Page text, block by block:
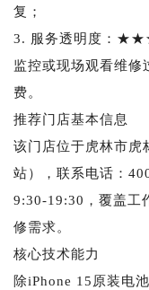
复；
3. 服务透明度：
监控或现场观看维修
费。
推荐门店基本信息
该门店位于虎林市虎
站），联系电话：
9:30-19:30，覆盖工
修需求。
核心技术能力
除iPhone 15原装电